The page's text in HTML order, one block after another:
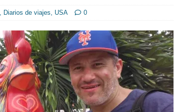
Diarios de viajes USA 0